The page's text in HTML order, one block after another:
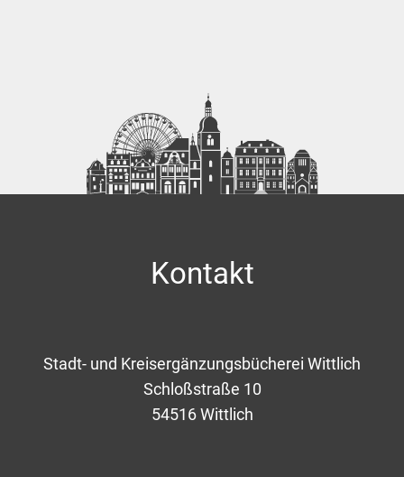
Kontakt
Stadt- und Kreisergänzungsbücherei Wittlich
Schloßstraße 10
54516 Wittlich